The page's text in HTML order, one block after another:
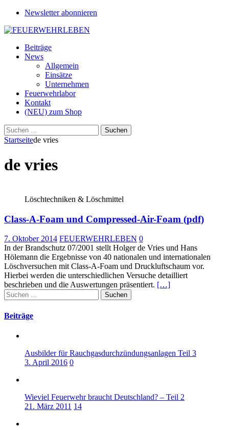
Newsletter abonnieren
Beiträge
News
Allgemein
Einsätze
Unternehmen
Feuerwehrlabor
Kontakt
(NEU) zum Shop
Suchen
nach:
Startseitede vries
de vries
Löschtechniken & Löschmittel
Class-A-Foam und Compressed-Air-Foam (pdf)
7. Oktober 2014 FEUERWEHRLEBEN 0
In der Brandschutz 07/2001 stellt Holger de Vries und Hans
Hölemann die Ergebnisse von 40 nationalen und internationalen
Löschversuchen mit Class-A-Foam und Druckluftschaum vor.
Hierbei werden die unterschiedlichen Versuche detailliert
beschrieben und die Auswertungen präsentiert. […]
Suchen
nach:
Beiträge
Ausbilder für Rauchgasdurchzündungsanlagen Teil 3
3. April 2016 0
Wieviel Feuerwehr braucht Deutschland? – Teil 2
21. März 2011 14